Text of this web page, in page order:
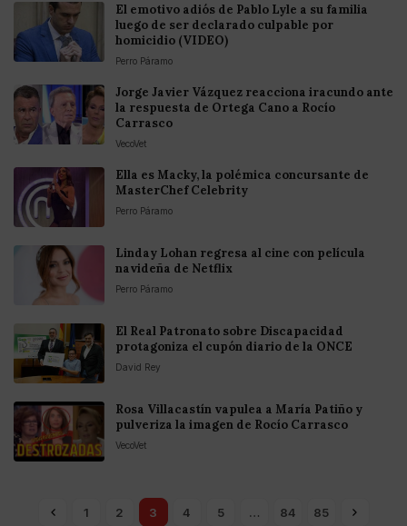
El emotivo adiós de Pablo Lyle a su familia
luego de ser declarado culpable por
homicidio (VIDEO)
Perro Páramo
Jorge Javier Vázquez reacciona iracundo ante
la respuesta de Ortega Cano a Rocío
Carrasco
VecoVet
Ella es Macky, la polémica concursante de
MasterChef Celebrity
Perro Páramo
Linday Lohan regresa al cine con película
navideña de Netflix
Perro Páramo
El Real Patronato sobre Discapacidad
protagoniza el cupón diario de la ONCE
David Rey
Rosa Villacastín vapulea a María Patiño y
pulveriza la imagen de Rocío Carrasco
VecoVet
1 2 3 4 5 … 84 85